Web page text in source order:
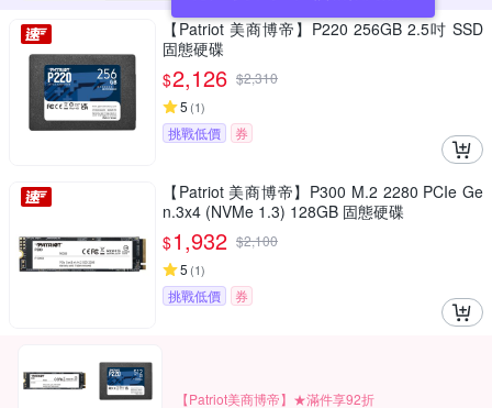
【Patriot 美商博帝】P220 256GB 2.5吋 SSD
固態硬碟
$2,126 $2,310
5 (1)
挑戰低價 券
【Patriot 美商博帝】P300 M.2 2280 PCIe Ge
n.3x4 (NVMe 1.3) 128GB 固態硬碟
$1,932 $2,100
5 (1)
挑戰低價 券
【Patriot美商博帝】★滿件享92折